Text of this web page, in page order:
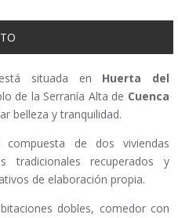
situada en Huerta del
de la Serranía Alta de Cuenca
belleza y tranquilidad.
de dos viviendas
tradicionales recuperados y
de elaboración propia.
dobles, comedor con